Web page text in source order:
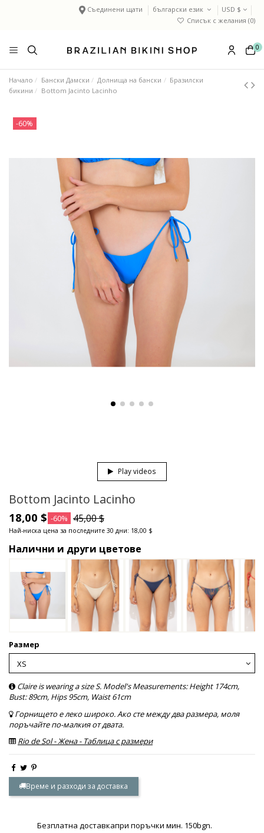
Съединени щати български език
USD $
Списък с желания (0)
0
Начало Бански Дамски Долнища на бански
Бразилски
бикини
Bottom Jacinto Lacinho
-60%
Play videos
Bottom Jacinto Lacinho
18,00 $ -60% 45,00 $
Най-ниска цена за последните 30 дни: 18,00 $
Налични и други цветове
Размер
Claire is wearing a size S. Model's Measurements: Height 174cm,
Bust: 89cm, Hips 95cm, Waist 61cm
Горнището е леко широко. Ако сте между два размера, моля
поръчайте по-малкия от двата.
Rio de Sol - Жена - Таблица с размери
Време и разходи за доставка
Безплатна доставкапри поръчки мин. 150bgn.